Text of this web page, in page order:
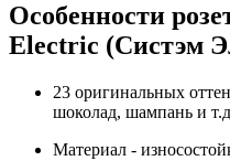
Особенности
Electric (Систэм
23 оригинальных
шоколад, шампань и
Материал -